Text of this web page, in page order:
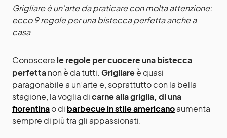
Grigliare è un’arte da praticare con molta attenzione:
ecco 9 regole per una bistecca perfetta anche a
casa
Conoscere le regole per cuocere una bistecca
perfettanon è da tutti. Grigliareè quasi
paragonabile a un’arte e, soprattutto con la bella
stagione, la voglia dicarne alla griglia, di una
fiorentinao di barbecue in stile americanoaumenta
sempre di più tra gli appassionati.